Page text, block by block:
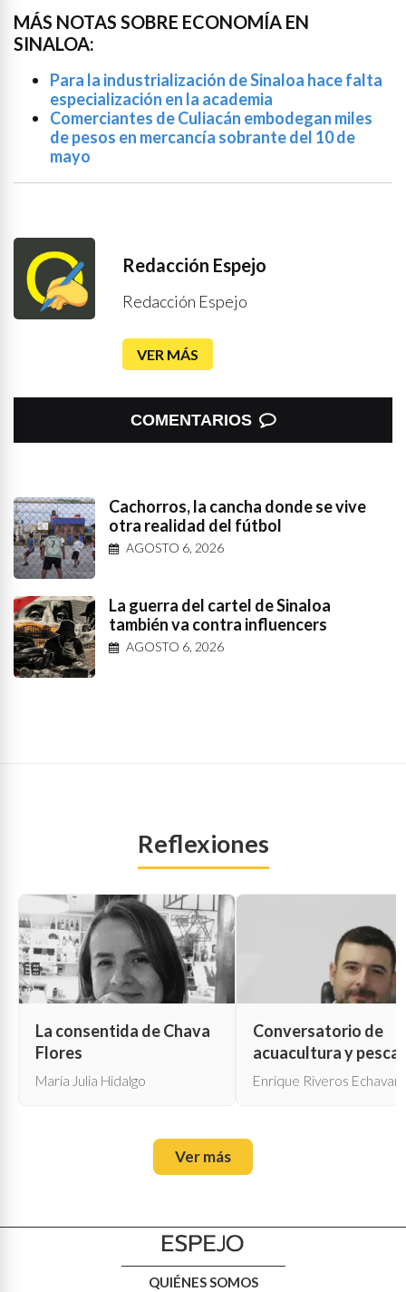
MÁS NOTAS SOBRE ECONOMÍA EN
SINALOA:
Para la industrialización de Sinaloa hace falta
especialización en la academia
Comerciantes de Culiacán embodegan miles
de pesos en mercancía sobrante del 10 de
mayo
Redacción Espejo
Redacción Espejo
VER MÁS
COMENTARIOS
Cachorros, la cancha donde se vive
otra realidad del fútbol
AGOSTO 6, 2026
La guerra del cartel de Sinaloa
también va contra influencers
AGOSTO 6, 2026
Reflexiones
La consentida de Chava
Flores
María Julia Hidalgo
Conversatorio de
acuacultura y pesca
Enrique Riveros
Ver más
QUIÉNES SOMOS